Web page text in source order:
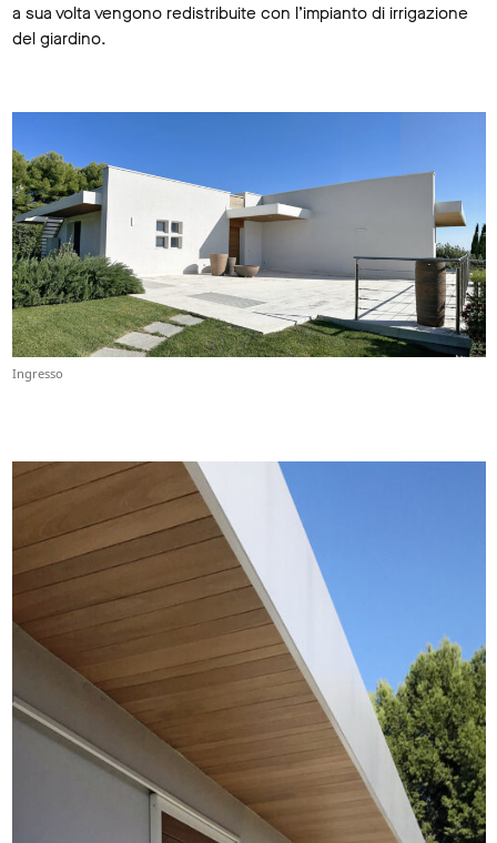
a sua volta vengono redistribuite con l’impianto di irrigazione
del giardino.
Ingresso